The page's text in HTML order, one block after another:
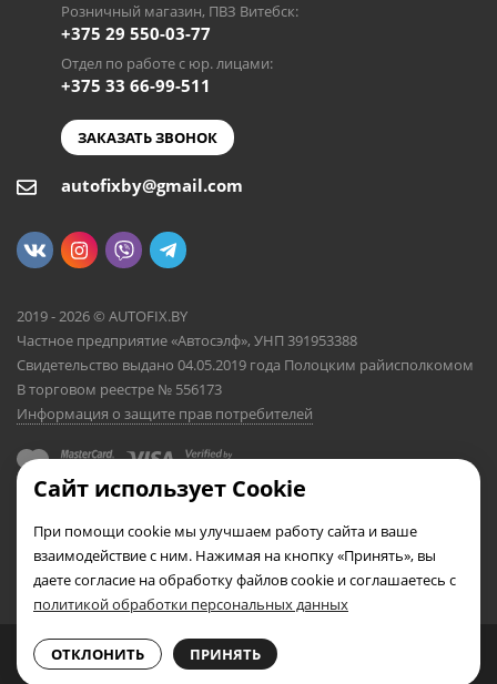
0
Розничный магазин, ПВЗ Витебск:
+375 29 550-03-77
Отдел по работе с юр. лицами:
+375 33 66-99-511
ЗАКАЗАТЬ ЗВОНОК
autofixby@gmail.com
2019 - 2026 © AUTOFIX.BY
Частное предприятие «Автосэлф», УНП 391953388
Свидетельство выдано 04.05.2019 года Полоцким райисполкомом
В торговом реестре № 556173
Информация о защите прав потребителей
Сайт использует Cookie
При помощи cookie мы улучшаем работу сайта и ваше
взаимодействие с ним. Нажимая на кнопку «Принять», вы
даете согласие на обработку файлов cookie и соглашаетесь с
политикой обработки персональных данных
ОТКЛОНИТЬ ПРИНЯТЬ